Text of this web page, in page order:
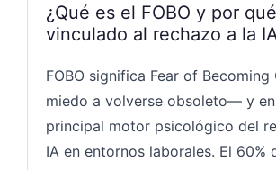
¿Qué es el FOBO y por
vinculado al rechazo a la
FOBO significa Fear of
miedo a volverse obsoleto— y
principal motor psicológico del
IA en entornos laborales. El 60%